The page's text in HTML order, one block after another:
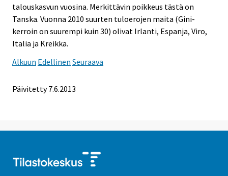
talouskasvun vuosina. Merkittävin poikkeus tästä on
Tanska. Vuonna 2010 suurten tuloerojen maita (Gini-
kerroin on suurempi kuin 30) olivat Irlanti, Espanja, Viro,
Italia ja Kreikka.
Alkuun Edellinen Seuraava
Päivitetty 7.6.2013